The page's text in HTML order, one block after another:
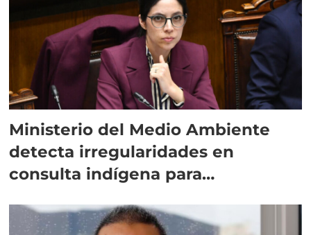
Ministerio del Medio Ambiente
detecta irregularidades en
consulta indígena para